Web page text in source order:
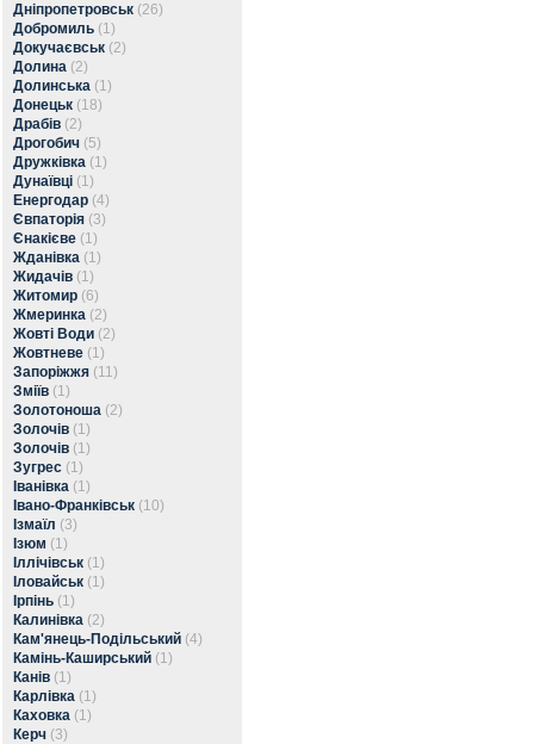
Дніпропетровськ (26)
Добромиль (1)
Докучаєвськ (2)
Долина (2)
Долинська (1)
Донецьк (18)
Драбів (2)
Дрогобич (5)
Дружківка (1)
Дунаївці (1)
Енергодар (4)
Євпаторія (3)
Єнакієве (1)
Жданівка (1)
Жидачів (1)
Житомир (6)
Жмеринка (2)
Жовті Води (2)
Жовтневе (1)
Запоріжжя (11)
Зміїв (1)
Золотоноша (2)
Золочів (1)
Золочів (1)
Зугрес (1)
Іванівка (1)
Івано-Франківськ (10)
Ізмаїл (3)
Ізюм (1)
Іллічівськ (1)
Іловайськ (1)
Ірпінь (1)
Калинівка (2)
Кам'янець-Подільський (4)
Камінь-Каширський (1)
Канів (1)
Карлівка (1)
Каховка (1)
Керч (3)